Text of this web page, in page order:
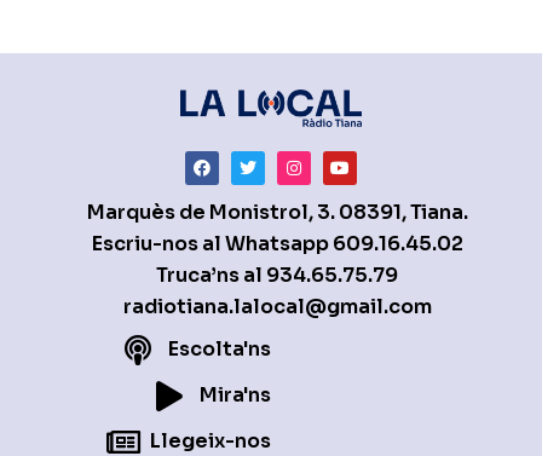
Marquès de Monistrol, 3. 08391, Tiana.
Escriu-nos al Whatsapp609.16.45.02
Truca’ns al 934.65.75.79
radiotiana.lalocal@gmail.com
Escolta'ns
Mira'ns
Llegeix-nos